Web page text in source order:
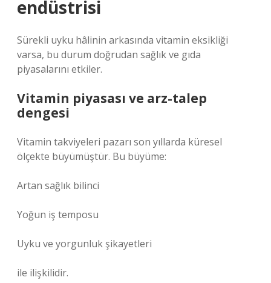
endüstrisi
Sürekli uyku hâlinin arkasında vitamin eksikliği
varsa, bu durum doğrudan sağlık ve gıda
piyasalarını etkiler.
Vitamin piyasası ve arz-talep
dengesi
Vitamin takviyeleri pazarı son yıllarda küresel
ölçekte büyümüştür. Bu büyüme:
Artan sağlık bilinci
Yoğun iş temposu
Uyku ve yorgunluk şikayetleri
ile ilişkilidir.